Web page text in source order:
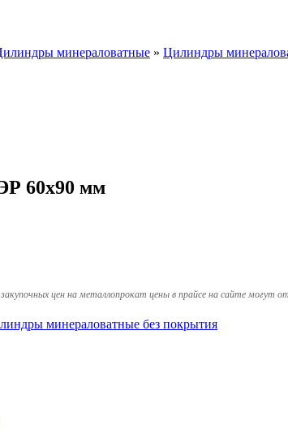
минераловатные » Цилиндры
60х90 мм
цен на металлопрокат цены в прайсе на сайте могут
минераловатные без покрытия